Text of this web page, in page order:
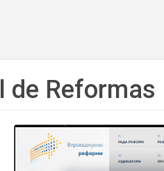
de Reformas